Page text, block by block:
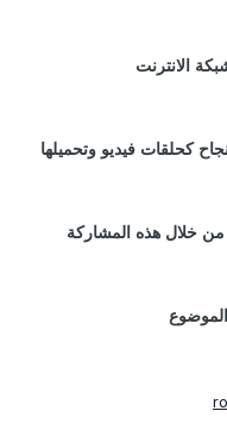
الانترنت
كحلقات فيديو وتحميلها
خلال هذه المشاركة